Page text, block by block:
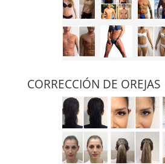
CORRECCIÓN DE OREJAS